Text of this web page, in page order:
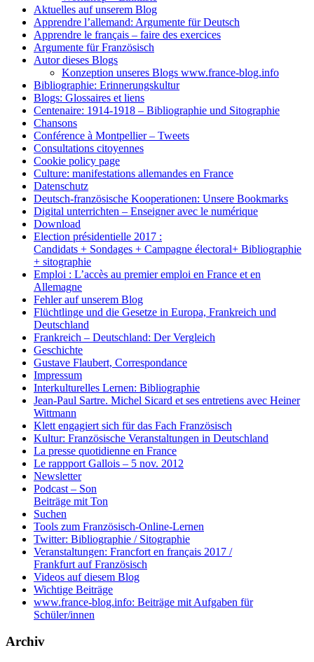
Aktuelles auf unserem Blog
Apprendre l’allemand: Argumente für Deutsch
Apprendre le français – faire des exercices
Argumente für Französisch
Autor dieses Blogs
Konzeption unseres Blogs www.france-blog.info
Bibliographie: Erinnerungskultur
Blogs: Glossaires et liens
Centenaire: 1914-1918 – Bibliographie und Sitographie
Chansons
Conférence à Montpellier – Tweets
Consultations citoyennes
Cookie policy page
Culture: manifestations allemandes en France
Datenschutz
Deutsch-französische Kooperationen: Unsere Bookmarks
Digital unterrichten – Enseigner avec le numérique
Download
Election présidentielle 2017 :
Candidats + Sondages + Campagne électoral+ Bibliographie
+ sitographie
Emploi : L’accès au premier emploi en France et en
Allemagne
Fehler auf unserem Blog
Flüchtlinge und die Gesetze in Europa, Frankreich und
Deutschland
Frankreich – Deutschland: Der Vergleich
Geschichte
Gustave Flaubert, Correspondance
Impressum
Interkulturelles Lernen: Bibliographie
Jean-Paul Sartre. Michel Sicard et ses entretiens avec Heiner
Wittmann
Klett engagiert sich für das Fach Französisch
Kultur: Französische Veranstaltungen in Deutschland
La presse quotidienne en France
Le rappport Gallois – 5 nov. 2012
Newsletter
Podcast – Son
Beiträge mit Ton
Suchen
Tools zum Französisch-Online-Lernen
Twitter: Bibliographie / Sitographie
Veranstaltungen: Francfort en français 2017 /
Frankfurt auf Französisch
Videos auf diesem Blog
Wichtige Beiträge
www.france-blog.info: Beiträge mit Aufgaben für
Schüler/innen
Archiv